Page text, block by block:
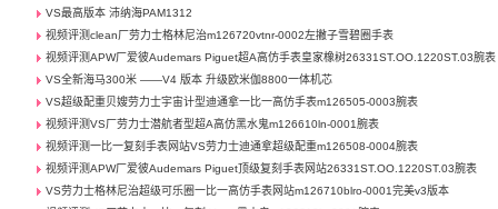
VS最高版本 沛纳海PAM1312
视频评测clean厂劳力士格林尼治m126720vtnr-0002左撇子雪碧圈手表
视频评测APW厂爱彼Audemars Piguet超A高仿手表皇家橡树26331ST.OO.1220ST.03腕表
VS全新海马300米 ——V4 版本 升级欧米伽8800一体机芯
VS超级配重贝嫂劳力士宇宙计型迪通拿一比一高仿手表m126505-0003腕表
视频评测VS厂劳力士潜航者型超A高仿黑水鬼m126610ln-0001腕表
视频评测一比一复刻手表网站VS劳力士迪通拿超级配重m126508-0004腕表
视频评测APW厂爱彼Audemars Piguet顶级复刻手表网站26331ST.OO.1220ST.03腕表
VS劳力士格林尼治超级可乐圈一比一高仿手表网站m126710blro-0001完美v3版本